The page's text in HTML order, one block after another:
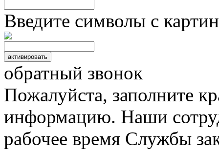
Введите символы с
обратный звонок
Пожалуйста, заполните
информацию. Наши
рабочее время Службы